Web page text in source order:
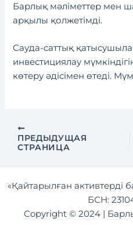
Барлық мәліметтер мен
арқылы қолжетімді.
Сауда-саттық
инвестициялау
көтеру әдісімен өтеді.
ПРЕДЫДУЩАЯ
СТРАНИЦА
«Қайтарылған
БСН:
Copyright © 2024 |